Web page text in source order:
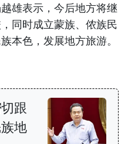
雄表示，今后地方将继
同时成立蒙族、侬族民
本色，发展地方旅游。
跟
地